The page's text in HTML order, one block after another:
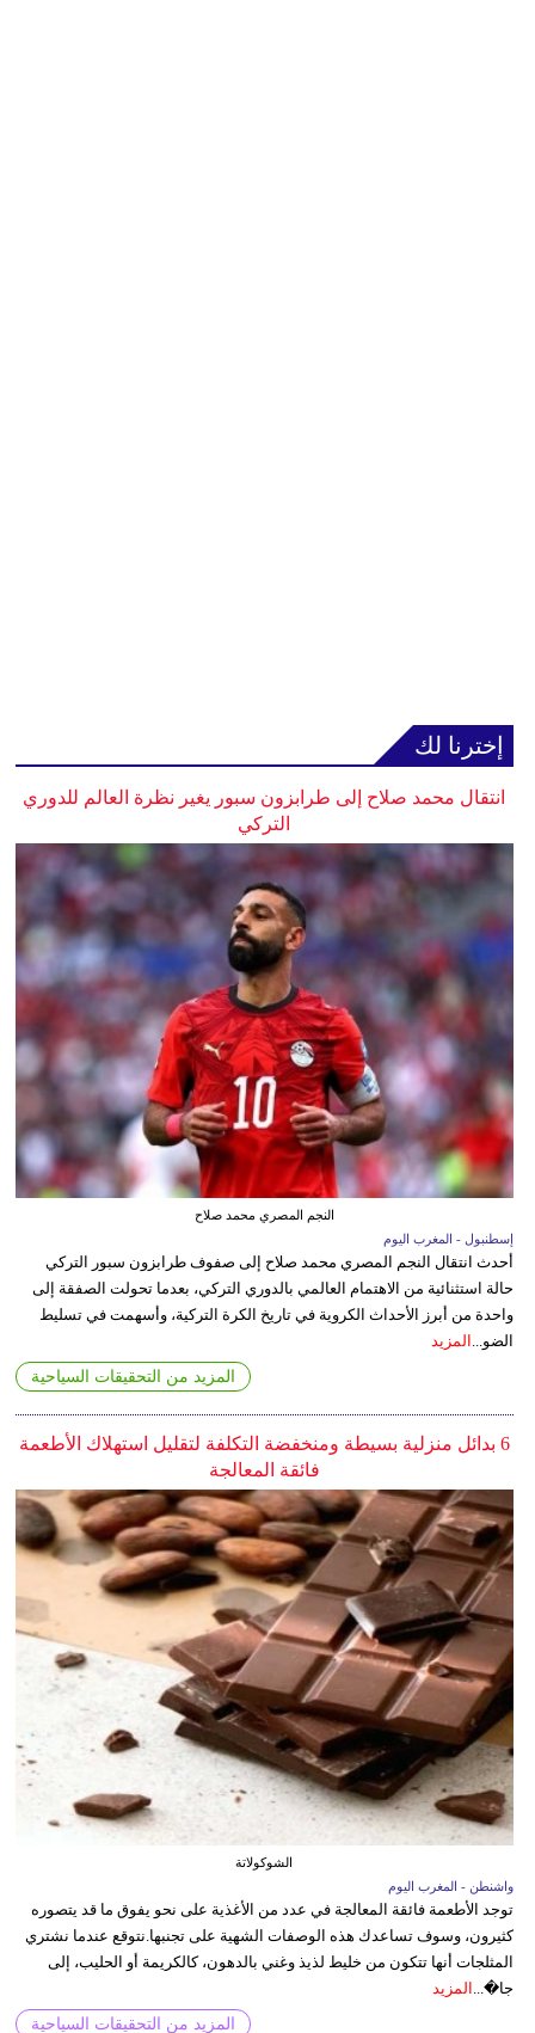
إخترنا لك
انتقال محمد صلاح إلى طرابزون سبور يغير نظرة العالم للدوري
التركي
النجم المصري محمد صلاح
إسطنبول - المغرب اليوم
أحدث انتقال النجم المصري محمد صلاح إلى صفوف طرابزون سبور التركي
حالة استثنائية من الاهتمام العالمي بالدوري التركي، بعدما تحولت الصفقة إلى
واحدة من أبرز الأحداث الكروية في تاريخ الكرة التركية، وأسهمت في تسليط
الضو... المزيد
المزيد من التحقيقات السياحية
6 بدائل منزلية بسيطة ومنخفضة التكلفة لتقليل استهلاك الأطعمة
فائقة المعالجة
الشوكولاتة
واشنطن - المغرب اليوم
توجد الأطعمة فائقة المعالجة في عدد من الأغذية على نحو يفوق ما قد يتصوره
كثيرون، وسوف تساعدك هذه الوصفات الشهية على تجنبها.نتوقع عندما نشتري
المثلجات أنها تتكون من خليط لذيذ وغني بالدهون، كالكريمة أو الحليب، إلى
جا�... المزيد
المزيد من التحقيقات السياحية